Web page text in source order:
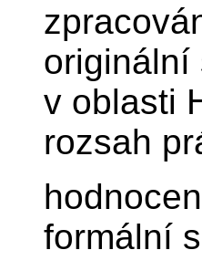
originální
v oblasti
rozsah
formální